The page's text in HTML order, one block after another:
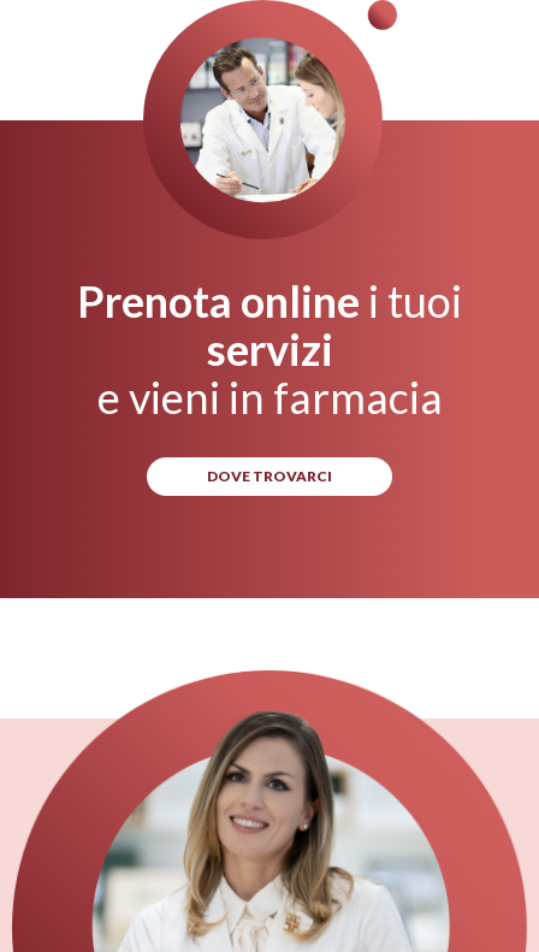
Prenota online i tuoi
servizi
e vieni in farmacia
DOVE TROVARCI